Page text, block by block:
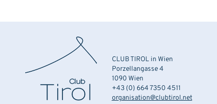
CLUB TIROL in Wien
Porzellangasse 4
1090 Wien
+43 (0) 664 7350 4511
organisation@clubtirol.net